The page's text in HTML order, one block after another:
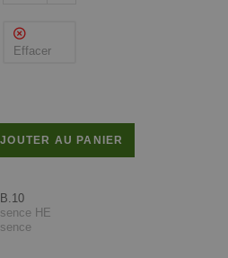
Effacer
AU PANIER
HE